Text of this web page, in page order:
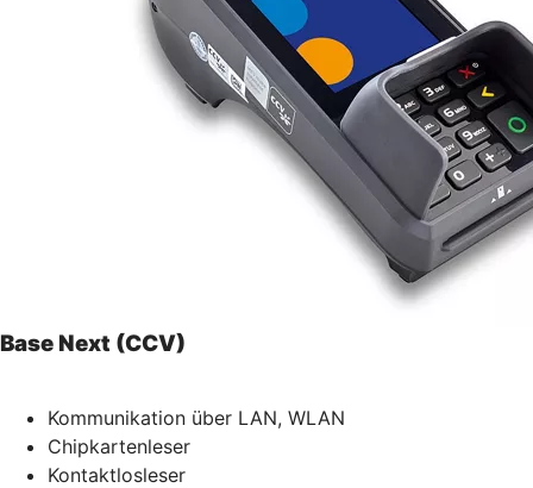
Base Next (CCV)
Kommunikation über LAN, WLAN
Chipkartenleser
Kontaktlosleser